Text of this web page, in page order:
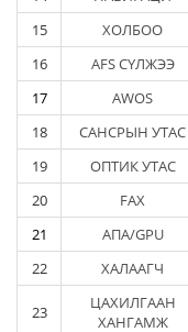
15
ХОЛБОО
16
AFS СҮЛЖЭЭ
17
AWOS
18
САНСРЫН УТАС
19
ОПТИК УТАС
20
FAX
21
АПА/GPU
22
ХАЛААГЧ
23
ЦАХИЛГААН
ХАНГАМЖ